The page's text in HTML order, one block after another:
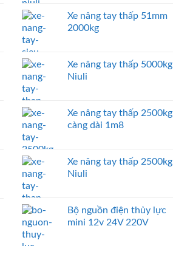
Xe nâng tay thấp 51mm
2000kg
Xe nâng tay thấp 5000kg
Niuli
Xe nâng tay thấp 2500kg
càng dài 1m8
Xe nâng tay thấp 2500kg
Niuli
Bộ nguồn điện thủy lực
mini 12v 24V 220V